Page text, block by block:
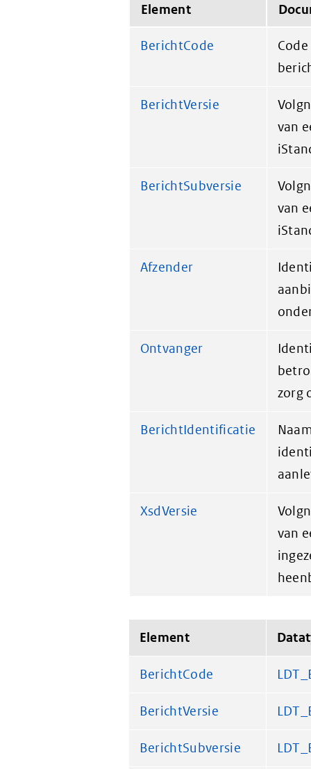
Element
BerichtCode
BerichtVersie
van
BerichtSubversie
van
Afzender
Ontvanger
zorg
BerichtIdentificatie
XsdVersie
van
Element
BerichtCode
BerichtVersie
BerichtSubversie